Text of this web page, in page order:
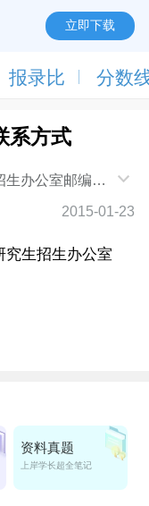
立即下载
报录比 分数
系方式
生办公室邮编：
2015-01-23
生招生办公室